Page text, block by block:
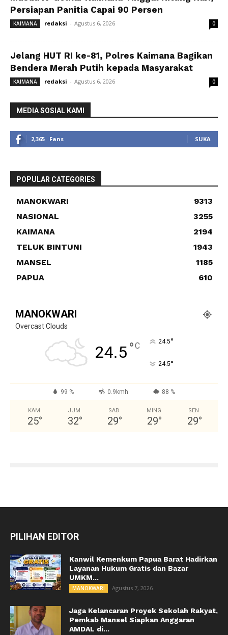
Persiapan Panitia Capai 90 Persen
KAIMANA redaksi - Agustus 6, 2026 0
Jelang HUT RI ke-81, Polres Kaimana Bagikan
Bendera Merah Putih kepada Masyarakat
KAIMANA redaksi - Agustus 6, 2026 0
MEDIA SOSIAL KAMI
2,365 Fans SUKA
POPULAR CATEGORIES
MANOKWARI
9313
NASIONAL
3255
KAIMANA
2194
TELUK BINTUNI
1943
MANSEL
1185
PAPUA
610
MANOKWARI
Overcast Clouds
24.5°C 24.5°
24.5°
99 % 0.9kmh 88 %
KAM
25°
JUM
32°
SAB
29°
MING
29°
SEN
29°
PILIHAN EDITOR
Kanwil Kemenkum Papua Barat Hadirkan
Layanan Hukum Gratis dan Bazar
UMKM...
MANOKWARI Agustus 7, 2026
Jaga Kelancaran Proyek Sekolah Rakyat,
Pemkab Mansel Siapkan Anggaran
AMDAL di...